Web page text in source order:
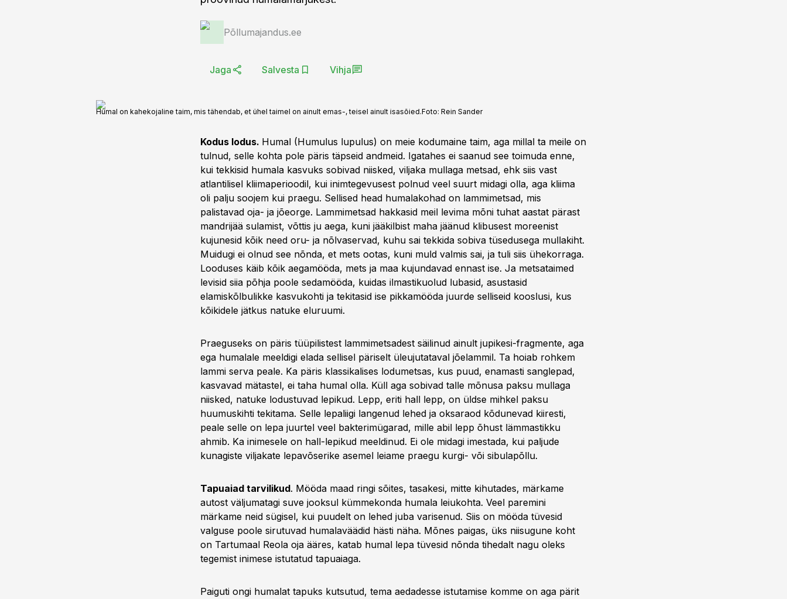
Põllumajandus.ee
Jaga Salvesta Vihja
Humal on kahekojaline taim, mis tähendab, et ühel taimel on ainult emas-, teisel ainult isasõied.Foto: Rein Sander
Kodus lodus. Humal (Humulus lupulus) on meie kodumaine taim, aga millal ta meile on
tulnud, selle kohta pole päris täpseid andmeid. Igatahes ei saanud see toimuda enne,
kui tekkisid humala kasvuks sobivad niisked, viljaka mullaga metsad, ehk siis vast
atlantilisel kliimaperioodil, kui inimtegevusest polnud veel suurt midagi olla, aga kliima
oli palju soojem kui praegu. Sellised head humalakohad on lammimetsad, mis
palistavad oja- ja jõeorge. Lammimetsad hakkasid meil levima mõni tuhat aastat pärast
mandrijää sulamist, võttis ju aega, kuni jääkilbist maha jäänud klibusest moreenist
kujunesid kõik need oru- ja nõlvaservad, kuhu sai tekkida sobiva tüsedusega mullakiht.
Muidugi ei olnud see nõnda, et mets ootas, kuni muld valmis sai, ja tuli siis ühekorraga.
Looduses käib kõik aegamööda, mets ja maa kujundavad ennast ise. Ja metsataimed
levisid siia põhja poole sedamööda, kuidas ilmastikuolud lubasid, asustasid
elamiskõlbulikke kasvukohti ja tekitasid ise pikkamööda juurde selliseid kooslusi, kus
kõikidele jätkus natuke eluruumi.
Praeguseks on päris tüüpilistest lammimetsadest säilinud ainult jupikesi-fragmente, aga
ega humalale meeldigi elada sellisel päriselt üleujutataval jõelammil. Ta hoiab rohkem
lammi serva peale. Ka päris klassikalises lodumetsas, kus puud, enamasti sanglepad,
kasvavad mätastel, ei taha humal olla. Küll aga sobivad talle mõnusa paksu mullaga
niisked, natuke lodustuvad lepikud. Lepp, eriti hall lepp, on üldse mihkel paksu
huumuskihti tekitama. Selle lepaliigi langenud lehed ja oksaraod kõdunevad kiiresti,
peale selle on lepa juurtel veel bakterimügarad, mille abil lepp õhust lämmastikku
ahmib. Ka inimesele on hall-lepikud meeldinud. Ei ole midagi imestada, kui paljude
kunagiste viljakate lepavõserike asemel leiame praegu kurgi- või sibulapõllu.
Tapuaiad tarvilikud. Mööda maad ringi sõites, tasakesi, mitte kihutades, märkame
autost väljumatagi suve jooksul kümmekonda humala leiukohta. Veel paremini
märkame neid sügisel, kui puudelt on lehed juba varisenud. Siis on mööda tüvesid
valguse poole sirutuvad humalaväädid hästi näha. Mõnes paigas, üks niisugune koht
on Tartumaal Reola oja ääres, katab humal lepa tüvesid nõnda tihedalt nagu oleks
tegemist inimese istutatud tapuaiaga.
Paiguti ongi humalat tapuks kutsutud, tema aedadesse istutamise komme on aga pärit